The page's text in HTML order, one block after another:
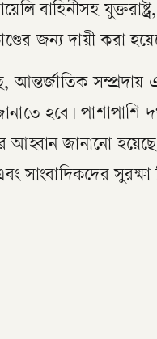
বাহিনীসহ
জন্য দায়ী করা
সম্প্রদায়
হবে।
জানানো
সাংবাদিকদের সুরক্ষা